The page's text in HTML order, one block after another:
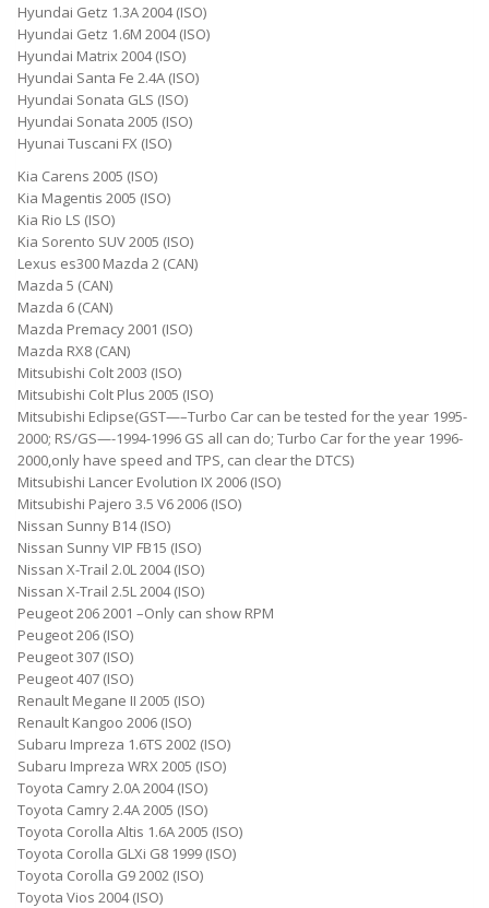
Hyundai Getz 1.3A 2004 (ISO)
Hyundai Getz 1.6M 2004 (ISO)
Hyundai Matrix 2004 (ISO)
Hyundai Santa Fe 2.4A (ISO)
Hyundai Sonata GLS (ISO)
Hyundai Sonata 2005 (ISO)
Hyunai Tuscani FX (ISO)
Kia Carens 2005 (ISO)
Kia Magentis 2005 (ISO)
Kia Rio LS (ISO)
Kia Sorento SUV 2005 (ISO)
Lexus es300 Mazda 2 (CAN)
Mazda 5 (CAN)
Mazda 6 (CAN)
Mazda Premacy 2001 (ISO)
Mazda RX8 (CAN)
Mitsubishi Colt 2003 (ISO)
Mitsubishi Colt Plus 2005 (ISO)
Mitsubishi Eclipse(GST—–Turbo Car can be tested for the year 1995-
2000; RS/GS—-1994-1996 GS all can do; Turbo Car for the year 1996-
2000,only have speed and TPS, can clear the DTCS)
Mitsubishi Lancer Evolution IX 2006 (ISO)
Mitsubishi Pajero 3.5 V6 2006 (ISO)
Nissan Sunny B14 (ISO)
Nissan Sunny VIP FB15 (ISO)
Nissan X-Trail 2.0L 2004 (ISO)
Nissan X-Trail 2.5L 2004 (ISO)
Peugeot 206 2001 –Only can show RPM
Peugeot 206 (ISO)
Peugeot 307 (ISO)
Peugeot 407 (ISO)
Renault Megane II 2005 (ISO)
Renault Kangoo 2006 (ISO)
Subaru Impreza 1.6TS 2002 (ISO)
Subaru Impreza WRX 2005 (ISO)
Toyota Camry 2.0A 2004 (ISO)
Toyota Camry 2.4A 2005 (ISO)
Toyota Corolla Altis 1.6A 2005 (ISO)
Toyota Corolla GLXi G8 1999 (ISO)
Toyota Corolla G9 2002 (ISO)
Toyota Vios 2004 (ISO)